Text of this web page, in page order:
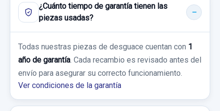
ELEVALUNAS DELANTERO DERECHO
5Q4959802B 5G4837462H 5Q4959802B
80,00 €
Sin IVA, gastos de envío no incluidos.
60,00 €
Sin IVA, gastos de envío no incluidos.
Consultar por whatsapp
ABS 5Q0614517CQ 10022012394
ABS 5Q0614517CQ 10022012394 usado.
VOLKSWAGEN GOLF VII LIM. ADVANCE
BLUEMOTION TECH.
¿Cuánto tiempo de garantía tienen las
piezas usadas?
Todas nuestras piezas de desguace cuentan con 1
año de garantía . Cada recambio es revisado antes del
envío para asegurar su correcto funcionamiento.
Ver condiciones de la garantía